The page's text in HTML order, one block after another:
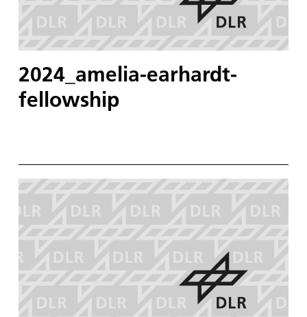
2024_amelia-earhardt-
fellowship